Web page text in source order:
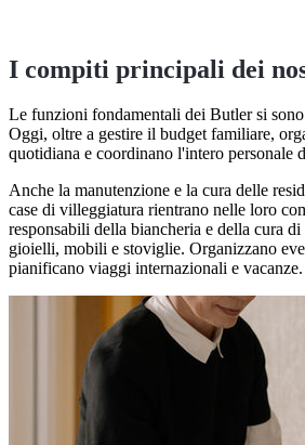
I compiti principali dei
Le funzioni fondamentali dei Butler si
Oggi, oltre a gestire il budget familiare,
quotidiana e coordinano l'intero personale
Anche la manutenzione e la cura delle
case di villeggiatura rientrano nelle loro
responsabili della biancheria e della cura
gioielli, mobili e stoviglie. Organizzano
pianificano viaggi internazionali e vacanze.